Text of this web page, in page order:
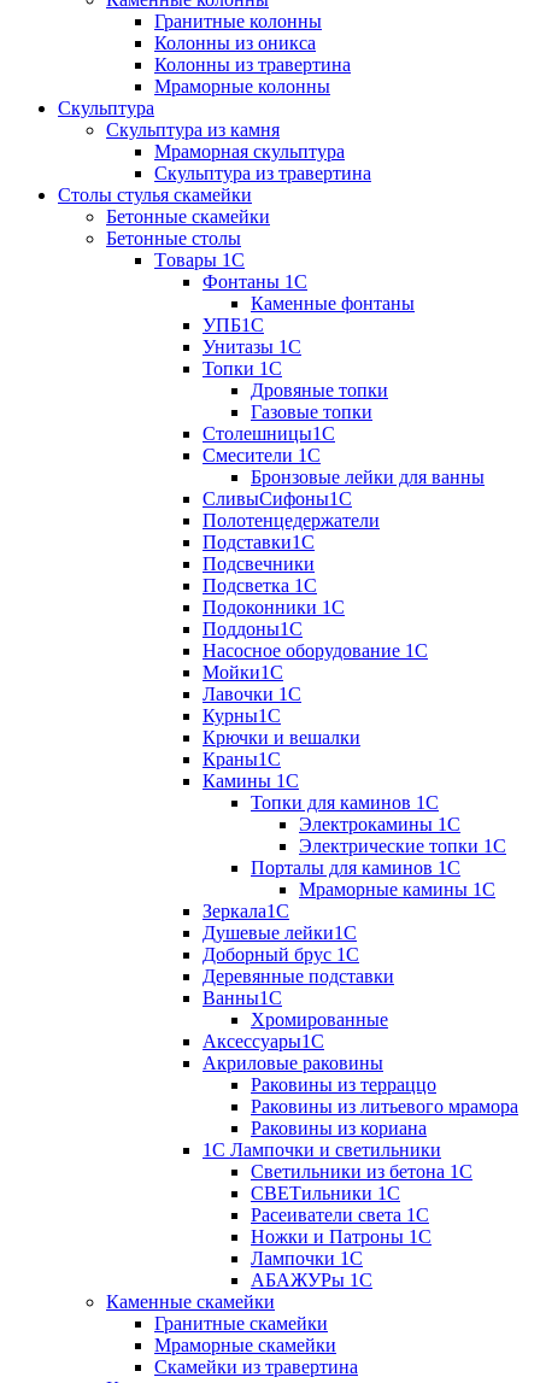
Гранитные колонны
Колонны из оникса
Колонны из травертина
Мраморные колонны
Скульптура
Скульптура из камня
Мраморная скульптура
Скульптура из травертина
Столы стулья скамейки
Бетонные скамейки
Бетонные столы
Tовары 1C
Фонтаны 1C
Каменные фонтаны
УПБ1С
Унитазы 1С
Топки 1С
Дровяные топки
Газовые топки
Столешницы1С
Смесители 1С
Бронзовые лейки для ванны
СливыСифоны1С
Полотенцедержатели
Подставки1С
Подсвечники
Подсветка 1С
Подоконники 1С
Поддоны1С
Насосное оборудование 1С
Мойки1С
Лавочки 1С
Курны1С
Крючки и вешалки
Краны1С
Камины 1C
Топки для каминов 1C
Электрокамины 1С
Электрические топки 1C
Порталы для каминов 1С
Мраморные камины 1C
Зеркала1С
Душевые лейки1С
Доборный брус 1С
Деревянные подставки
Ванны1С
Хромированные
Аксессуары1С
Акриловые раковины
Раковины из терраццо
Раковины из литьевого мрамора
Раковины из кориана
1С Лампочки и светильники
Светильники из бетона 1С
СВЕТильники 1С
Расеиватели света 1С
Ножки и Патроны 1С
Лампочки 1С
АБАЖУРы 1С
Каменные скамейки
Гранитные скамейки
Мраморные скамейки
Скамейки из травертина